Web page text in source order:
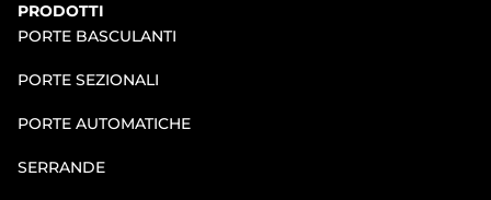
PRODOTTI
PORTE BASCULANTI
PORTE SEZIONALI
PORTE AUTOMATICHE
SERRANDE